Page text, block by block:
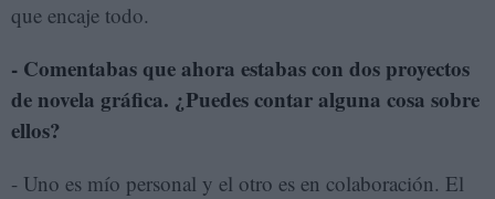
que encaje todo.
- Comentabas que ahora estabas con dos proyectos
de novela gráfica. ¿Puedes contar alguna cosa sobre
ellos?
- Uno es mío personal y el otro es en colaboración. El